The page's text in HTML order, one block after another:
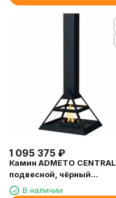
1 095 375 ₽
Камин ADMETO CENTRAL,
подвесной, чёрный
(Traforart)
В наличии